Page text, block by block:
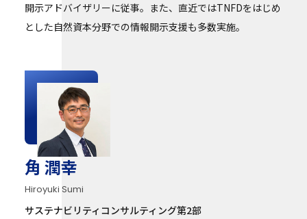
開示アドバイザリーに従事。また、直近ではTNFDをはじめ
とした自然資本分野での情報開示支援も多数実施。
角 潤幸
Hiroyuki Sumi
サステナビリティコンサルティング第2部